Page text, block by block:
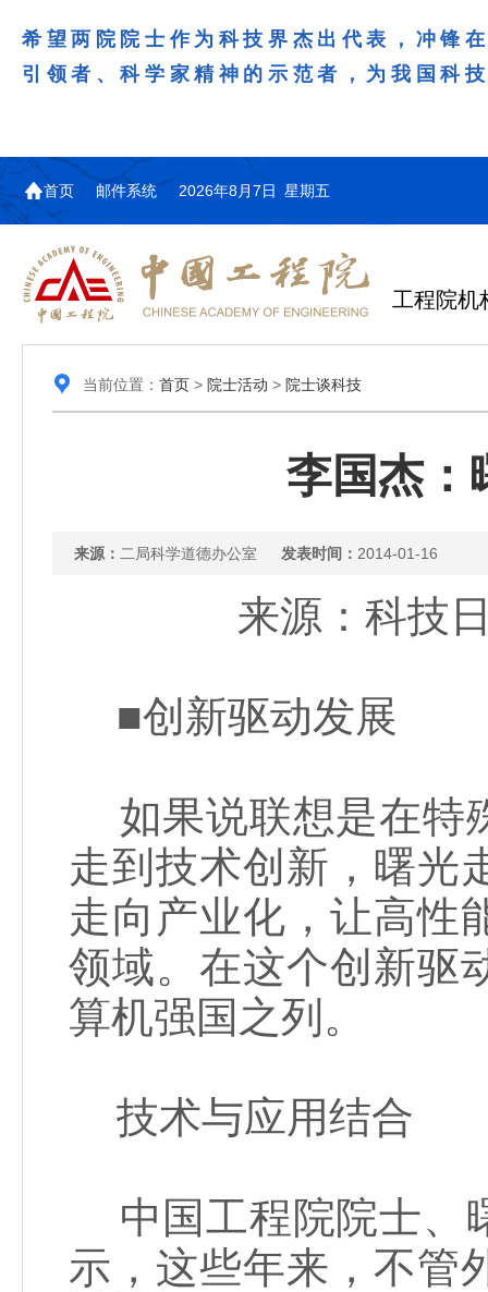
希望两院院士作为科技界杰出代表，冲锋
引领者、科学家精神的示范者，为我国科
首页 邮件系统 2026年8月7日 星期五
工程院机
当前位置： 首页> 院士活动 > 院士谈科技
李国杰：
来源： 二局科学道德办公室 发表时间： 2014-01-16
来源：科技
■创新驱动发展
如果说联想是在特
走到技术创新，曙
走向产业化，让高性
领域。在这个创新驱
算机强国之列。
技术与应用结合
中国工程院院士、
示，这些年来，不管